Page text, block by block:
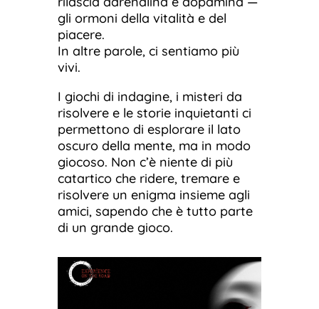
gli ormoni della vitalità e del
piacere.
In altre parole, ci sentiamo più
vivi.
I giochi di indagine, i misteri da
risolvere e le storie inquietanti ci
permettono di esplorare il lato
oscuro della mente, ma in modo
giocoso. Non c’è niente di più
catartico che ridere, tremare e
risolvere un enigma insieme agli
amici, sapendo che è tutto parte
di un grande gioco.